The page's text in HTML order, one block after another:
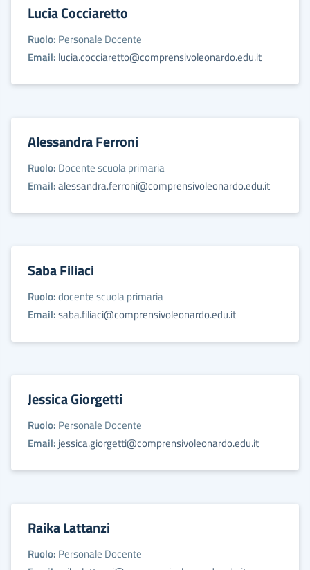
Lucia Cocciaretto
Ruolo: Personale Docente
Email: lucia.cocciaretto@comprensivoleonardo.edu.it
Alessandra Ferroni
Ruolo: Docente scuola primaria
Email:alessandra.ferroni@comprensivoleonardo.edu.it
Saba Filiaci
Ruolo:docente scuola primaria
Email:saba.filiaci@comprensivoleonardo.edu.it
Jessica Giorgetti
Ruolo: Personale Docente
Email: jessica.giorgetti@comprensivoleonardo.edu.it
Raika Lattanzi
Ruolo: Personale Docente